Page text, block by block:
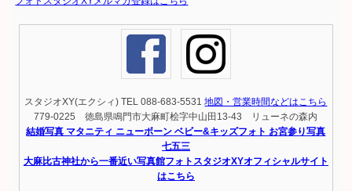
スタジオXY(エクシィ) TEL 088-683-5531地図・営業時間などはこちら
779-0225 徳島県鳴門市大麻町桧字中山田13-43 リューネの森内
結婚写真 マタニティ ニューボーン ベビー&キッズフォト お宮参り写真
七五三
大麻比古神社から一番近い写真館フォトスタジオXYオフィシャルサイト
はこちら